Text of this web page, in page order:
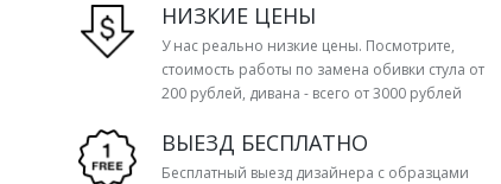
НИЗКИЕ ЦЕНЫ
У нас реально низкие цены. Посмотрите,
стоимость работы по замена обивки стула от
200 рублей, дивана - всего от 3000 рублей
ВЫЕЗД БЕСПЛАТНО
Бесплатный выезд дизайнера с образцами